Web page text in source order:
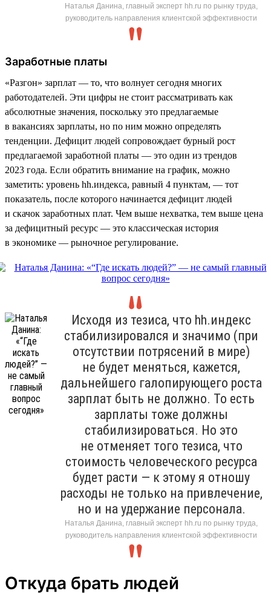
Наталья Данина, главный эксперт hh.ru по рынку труда,
руководитель направления клиентской эффективности
Заработные платы
«Разгон» зарплат — то, что волнует сегодня многих
работодателей. Эти цифры не стоит рассматривать как
абсолютные значения, поскольку это предлагаемые
в вакансиях зарплаты, но по ним можно определять
тенденции. Дефицит людей сопровождает бурный рост
предлагаемой заработной платы — это один из трендов
2023 года. Если обратить внимание на график, можно
заметить: уровень hh.индекса, равный 4 пунктам, — тот
показатель, после которого начинается дефицит людей
и скачок заработных плат. Чем выше нехватка, тем выше цена
за дефицитный ресурс — это классическая история
в экономике — рыночное регулирование.
Исходя из тезиса, что hh.индекс
стабилизировался и значимо (при
отсутствии потрясений в мире)
не будет меняться, кажется,
дальнейшего галопирующего роста
зарплат быть не должно. То есть
зарплаты тоже должны
стабилизироваться. Но это
не отменяет того тезиса, что
стоимость человеческого ресурса
будет расти — к этому я отношу
расходы не только на привлечение,
но и на удержание персонала.
Наталья Данина, главный эксперт hh.ru по рынку труда,
руководитель направления клиентской эффективности
Откуда брать людей